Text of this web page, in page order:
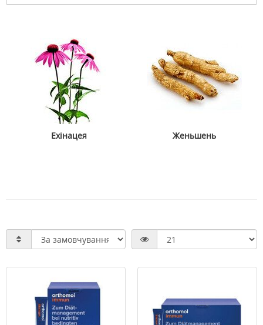
Ехінацея Женьшень